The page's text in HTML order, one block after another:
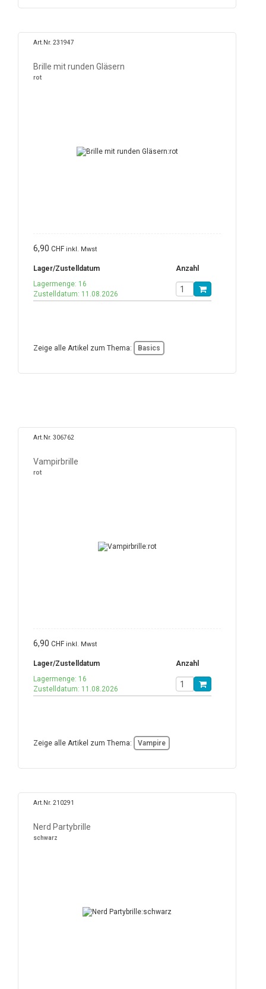
Art.Nr. 231947
Brille mit runden Gläsern
rot
6,90 CHF inkl. Mwst
Lager/Zustelldatum
Anzahl
Lagermenge: 16
Zustelldatum: 11.08.2026
Zeige alle Artikel zum Thema: Basics
Art.Nr. 306762
Vampirbrille
rot
6,90 CHF inkl. Mwst
Lager/Zustelldatum
Anzahl
Lagermenge: 16
Zustelldatum: 11.08.2026
Zeige alle Artikel zum Thema: Vampire
Art.Nr. 210291
Nerd Partybrille
schwarz